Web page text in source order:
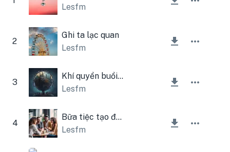
Lesfm
2
Ghi ta lạc quan
Lesfm
3
Khí quyển buổi sáng công ty
Lesfm
4
Bữa tiệc tạo động lực vui vẻ
Lesfm